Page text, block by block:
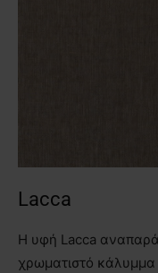
Lacca
Η υφή Lacca
χρωματιστό κάλυμμα